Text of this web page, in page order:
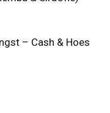
– Cash & Hoes